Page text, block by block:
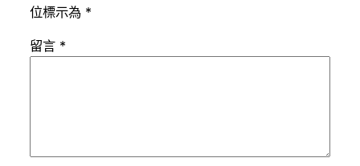
位標示為 *
留言 *